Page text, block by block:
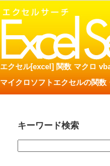
エクセル[excel] 関数 マクロ
マイクロソフトエクセルの関
キーワード検索